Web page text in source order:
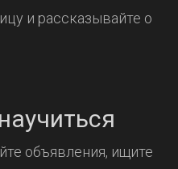
и рассказывайте о
объявления, ищите